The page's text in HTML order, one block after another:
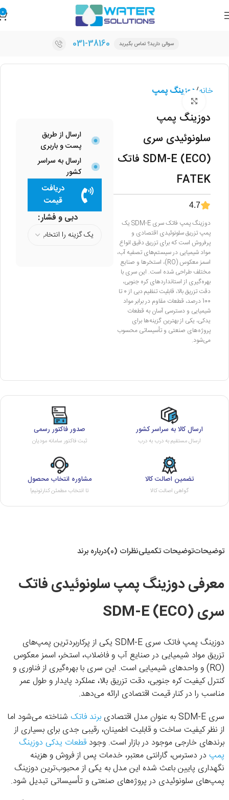
0
سوالی دارید؟ تماس بگیرید 031-38160
خانه دوزینگ پمپ
ارسال از طریق
پست و باربری
ارسال به سراسر
کشور
دریافت
قیمت
دبی و فشار
دوزینگ پمپ
سلونوئیدی سری
SDM-E (ECO) فاتک
FATEK
4.7
دوزینگ پمپ فاتک سری SDM-E یک
پمپ تزریق سلونوئیدی اقتصادی و
پرفروش است که برای تزریق دقیق انواع
مواد شیمیایی در سیستم‌های تصفیه آب،
اسمز معکوس (RO)، استخرها و صنایع
مختلف طراحی شده است. این سری با
بهره‌گیری از استانداردهای کره جنوبی،
دقت تزریق بالا، قابلیت تنظیم دبی از 0 تا
100 درصد، قطعات مقاوم در برابر مواد
شیمیایی و دسترسی آسان به قطعات
یدکی، یکی از بهترین گزینه‌ها برای
پروژه‌های صنعتی و تأسیساتی محسوب
می‌شود.
ارسال کالا به سراسر کشور
ارسال مستقیم به درب به درب
صدور فاکتور رسمی
ثبت فاکتور سامانه مودیان
تضمین اصالت کالا
گواهی اصالت کالا
مشاوره انتخاب محصول
تا انتخاب مطمئن کنارتونیم!
توضیحاتتوضیحات تکمیلینظرات (0) درباره برند
معرفی دوزینگ پمپ سلونوئیدی فاتک
سری SDM-E (ECO)
دوزینگ پمپ فاتک سری SDM-E یکی از پرکاربردترین پمپ‌های
تزریق مواد شیمیایی در صنایع آب و فاضلاب، استخر، اسمز معکوس
(RO) و واحدهای شیمیایی است. این سری با بهره‌گیری از فناوری و
کنترل کیفیت کره جنوبی، دقت تزریق بالا، عملکرد پایدار و طول عمر
مناسب را در کنار قیمت اقتصادی ارائه می‌دهد.
سری SDM-E به عنوان مدل اقتصادی
برند فاتکشناخته می‌شود اما
از نظر کیفیت ساخت و قابلیت اطمینان، رقیبی جدی برای بسیاری از
برندهای خارجی موجود در بازار است. وجود قطعات یدکی دوزینگ
پمپدر دسترس، گارانتی معتبر، خدمات پس از فروش و هزینه
نگهداری پایین باعث شده این مدل به یکی از محبوب‌ترین دوزینگ
پمپ‌های سلونوئیدی در پروژه‌های صنعتی و تأسیساتی تبدیل شود.